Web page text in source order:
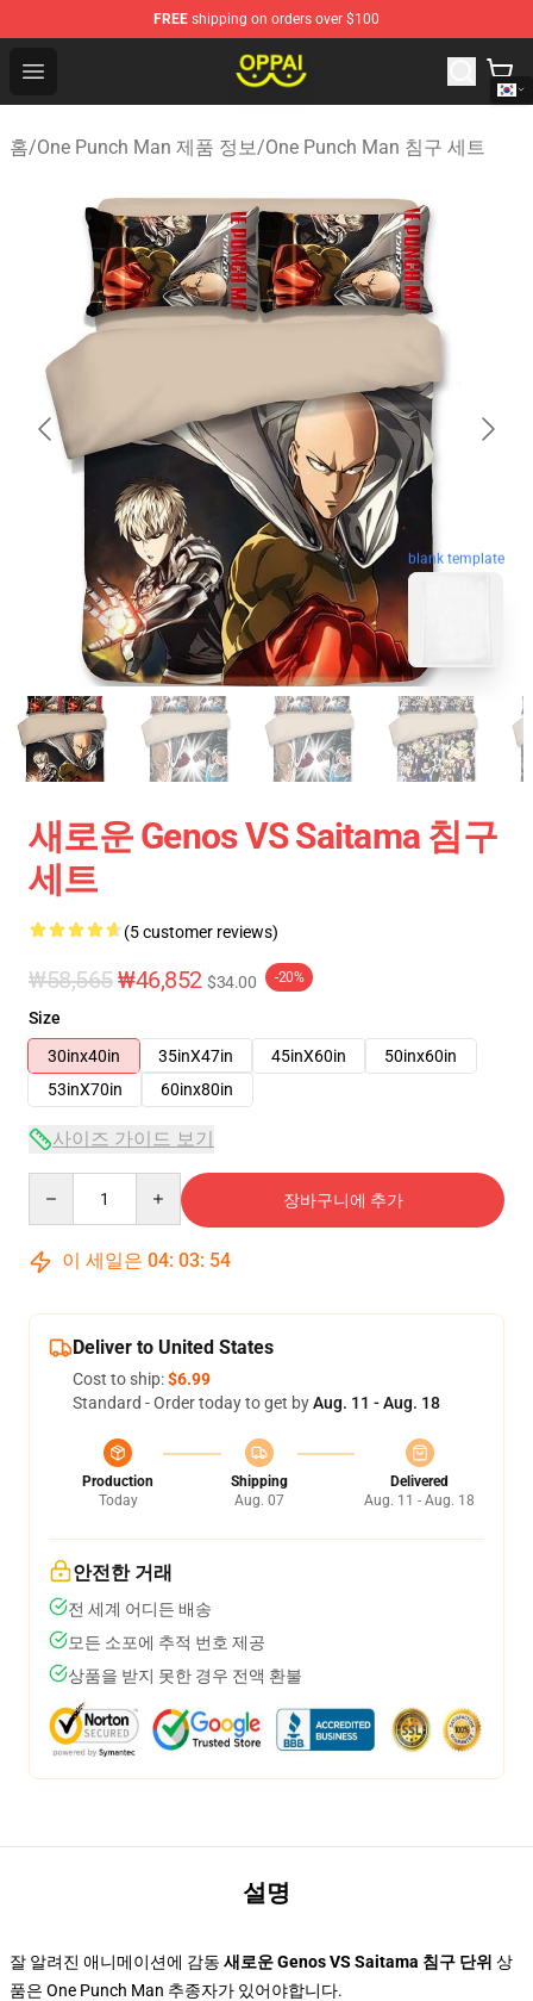
FREE shipping on orders over $100
Open menu
Oppai Store - Official Oppai Merchandise Shop
홈/One Punch Man 제품 정보/One Punch Man 침구 세트
blank template
새로운 Genos VS Saitama 침구
세트
(5 customer reviews)
₩58,565₩46,852 $34.00 -20%
Size
30inx40in
35inX47in 45inX60in
50inx60in
53inX70in
60inx80in
사이즈 가이드 보기
장바구니에 추가
이 세일은 04: 03: 54
Deliver to United States
Cost to ship:$6.99
Standard - Order today to get byAug. 11 - Aug. 18
Production
Today
Shipping
Aug. 07
Delivered
Aug. 11 - Aug. 18
안전한 거래
전 세계 어디든 배송
모든 소포에 추적 번호 제공
상품을 받지 못한 경우 전액 환불
설명
잘 알려진 애니메이션에 감동 새로운 Genos VS Saitama 침구 단위 상
품은 One Punch Man 추종자가 있어야합니다.